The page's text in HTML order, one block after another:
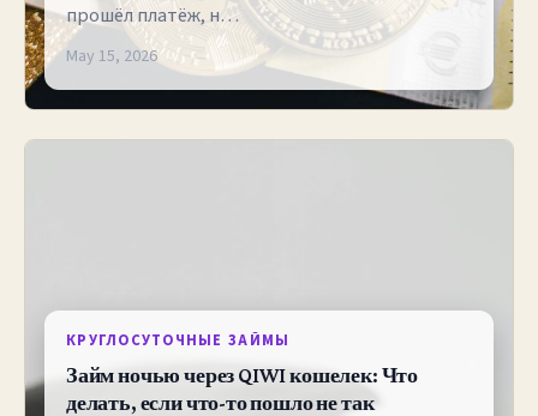
прошёл платёж, н…
May 15, 2026
КРУГЛОСУТОЧНЫЕ ЗАЙМЫ
Займ ночью через QIWI кошелек: Что
делать, если что-то пошло не так